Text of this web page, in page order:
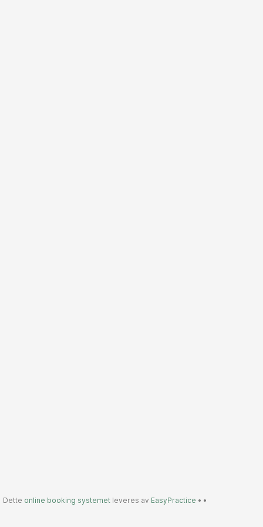
Dette online booking systemet leveres av EasyPractice • •